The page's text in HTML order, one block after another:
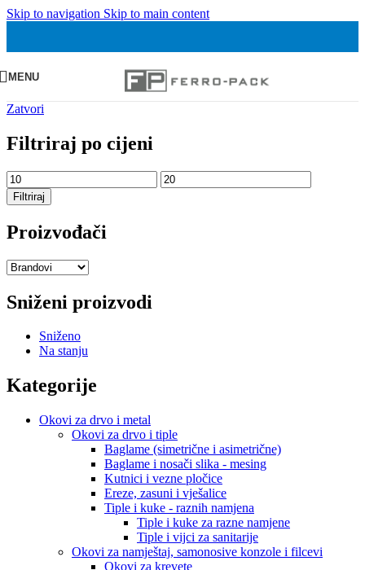
Skip to navigation Skip to main content
MENU
Zatvori
Filtriraj po cijeni
Min
cijena
Maks
cijena
Filtriraj
Proizvođači
Sniženi proizvodi
Sniženo
Na stanju
Kategorije
Okovi za drvo i metal
Okovi za drvo i tiple
Baglame (simetrične i asimetrične)
Baglame i nosači slika - mesing
Kutnici i vezne pločice
Ereze, zasuni i vješalice
Tiple i kuke - raznih namjena
Tiple i kuke za razne namjene
Tiple i vijci za sanitarije
Okovi za namještaj, samonosive konzole i filcevi
Okovi za krevete